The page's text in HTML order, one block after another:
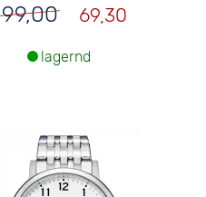
99,00 69,30
lagernd